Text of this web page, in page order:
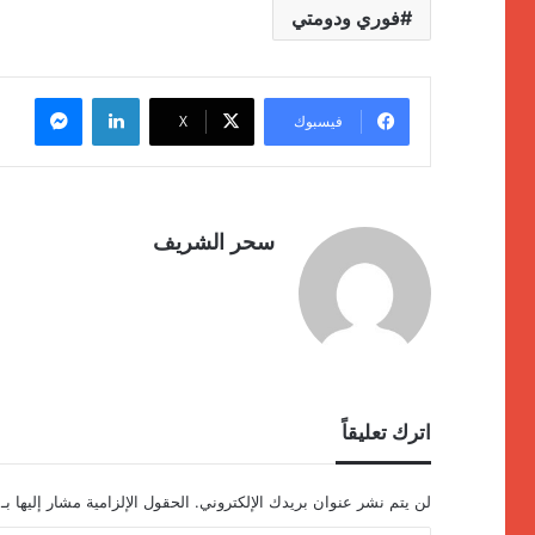
فوري ودومتي
فيسبوك ‫X
لينكدإن
سحر الشريف
اترك تعليقاً
لن يتم نشر عنوان بريدك الإلكتروني. الحقول الإلزامية مشار إليها